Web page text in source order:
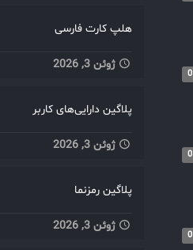
هلپ کارت فارسی
ژوئن 3, 2026
0
پلاگین دارایی‌های کاربر
ژوئن 3, 2026
0
پلاگین رمزنما
ژوئن 3, 2026
0